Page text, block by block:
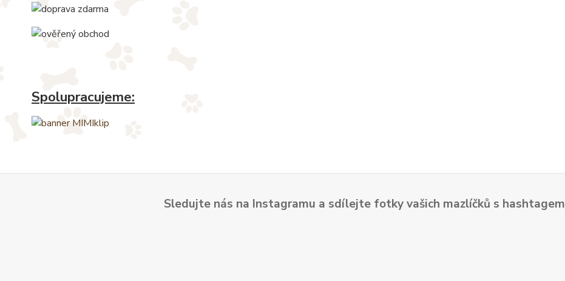
Spolupracujeme:
Sledujte nás na Instagramu a sdílejte fotky vašich mazlíčků s hashtagem